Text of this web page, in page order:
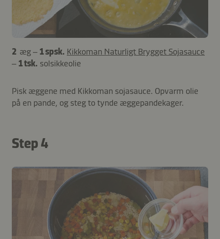
2 æg – 1 spsk. Kikkoman Naturligt Brygget Sojasauce
– 1 tsk. solsikkeolie
Pisk æggene med Kikkoman sojasauce. Opvarm olie
på en pande, og steg to tynde æggepandekager.
Step 4